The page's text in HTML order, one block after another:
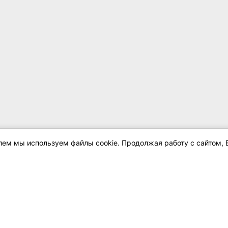
мы используем файлы cookie. Продолжая работу с